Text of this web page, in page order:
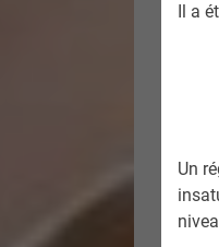
Il a
Un